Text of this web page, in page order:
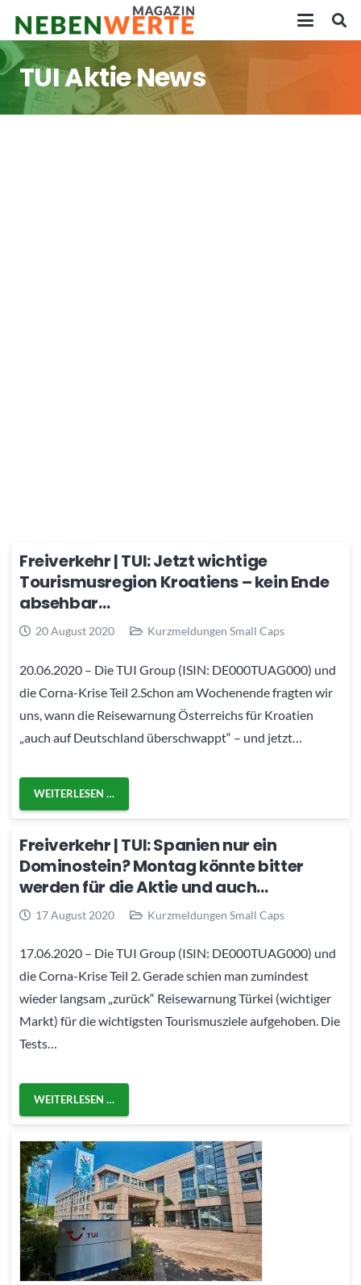
TUI Aktie News
Freiverkehr | TUI: Jetzt wichtige
Tourismusregion Kroatiens – kein Ende
absehbar…
20 August 2020 Kurzmeldungen Small Caps
20.06.2020 – Die TUI Group (ISIN: DE000TUAG000) und
die Corna-Krise Teil 2.Schon am Wochenende fragten wir
uns, wann die Reisewarnung Österreichs für Kroatien
„auch auf Deutschland überschwappt“ – und jetzt…
WEITERLESEN …
Freiverkehr | TUI: Spanien nur ein
Dominostein? Montag könnte bitter
werden für die Aktie und auch…
17 August 2020 Kurzmeldungen Small Caps
17.06.2020 – Die TUI Group (ISIN: DE000TUAG000) und
die Corna-Krise Teil 2. Gerade schien man zumindest
wieder langsam „zurück“ Reisewarnung Türkei (wichtiger
Markt) für die wichtigsten Tourismusziele aufgehoben. Die
Tests…
WEITERLESEN …